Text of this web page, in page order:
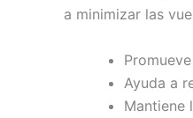
a minimizar las
Ayuda a
Mantiene